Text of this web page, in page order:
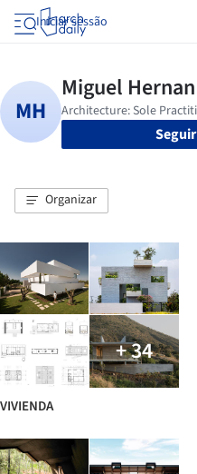
Iniciar sessão
Seguir
Organizar
+ 34
VIVIENDA